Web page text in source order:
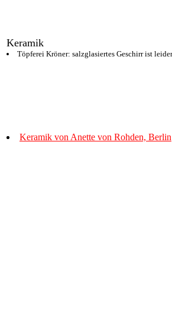
Keramik
Töpferei Kröner: salzglasiertes Geschirr ist
Keramik von Anette von Rohden, Berlin